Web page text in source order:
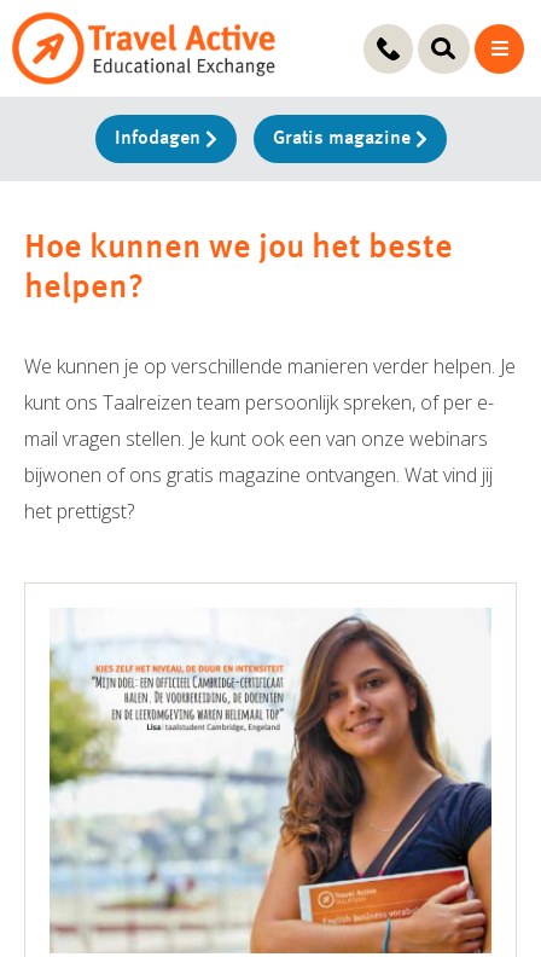
Ga
naar
Infodagen Gratis magazine
Hoe kunnen we jou het beste
helpen?
We kunnen je op verschillende manieren verder helpen. Je
kunt ons Taalreizen team persoonlijk spreken, of per e-
mail vragen stellen. Je kunt ook een van onze webinars
bijwonen of ons gratis magazine ontvangen. Wat vind jij
het prettigst?